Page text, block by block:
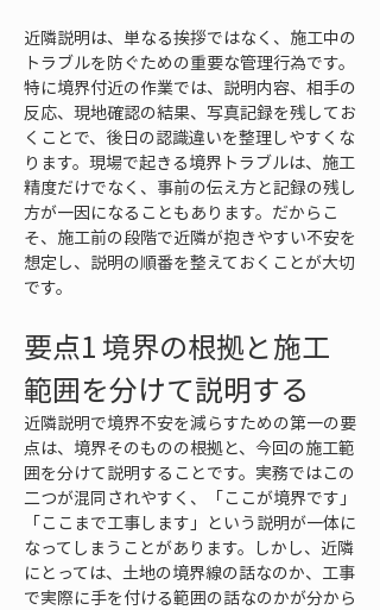
近隣説明は、単なる挨拶ではなく、施工中の
トラブルを防ぐための重要な管理行為です。
特に境界付近の作業では、説明内容、相手の
反応、現地確認の結果、写真記録を残してお
くことで、後日の認識違いを整理しやすくな
ります。現場で起きる境界トラブルは、施工
精度だけでなく、事前の伝え方と記録の残し
方が一因になることもあります。だからこ
そ、施工前の段階で近隣が抱きやすい不安を
想定し、説明の順番を整えておくことが大切
です。
要点1 境界の根拠と施工
範囲を分けて説明する
近隣説明で境界不安を減らすための第一の要
点は、境界そのものの根拠と、今回の施工範
囲を分けて説明することです。実務ではこの
二つが混同されやすく、「ここが境界です」
「ここまで工事します」という説明が一体に
なってしまうことがあります。しかし、近隣
にとっては、土地の境界線の話なのか、工事
で実際に手を付ける範囲の話なのかが分から